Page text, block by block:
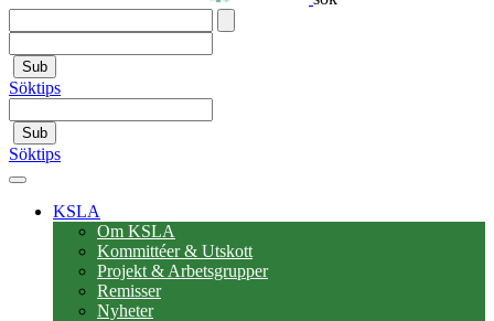
Sub
Söktips
Sub
Söktips
KSLA
Om KSLA
Kommittéer & Utskott
Projekt & Arbetsgrupper
Remisser
Nyheter